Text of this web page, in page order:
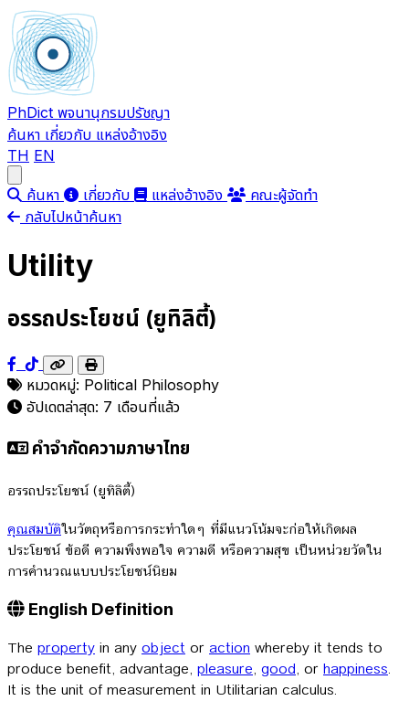
PhDict พจนานุกรมปรัชญา
ค้นหา เกี่ยวกับ แหล่งอ้างอิง
TH EN
ค้นหา เกี่ยวกับ แหล่งอ้างอิง
คณะผู้จัดทำ
กลับไปหน้าค้นหา
Utility
อรรถประโยชน์ (ยูทิลิตี้)
หมวดหมู่: Political Philosophy
อัปเดตล่าสุด: 7 เดือนที่แล้ว
คำจำกัดความภาษาไทย
อรรถประโยชน์ (ยูทิลิตี้)
คุณสมบัติในวัตถุหรือการกระทำใดๆ ที่มีแนวโน้มจะก่อให้เกิดผล
ประโยชน์ ข้อดี ความพึงพอใจ ความดี หรือความสุข เป็นหน่วยวัดใน
การคำนวณแบบประโยชน์นิยม
English Definition
The property in any object or action whereby it tends to
produce benefit, advantage, pleasure, good, or happiness.
It is the unit of measurement in Utilitarian calculus.